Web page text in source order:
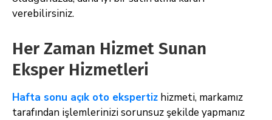
verebilirsiniz.
Her Zaman Hizmet Sunan
Eksper Hizmetleri
Hafta sonu açık oto ekspertiz hizmeti, markamız
tarafından işlemlerinizi sorunsuz şekilde yapmanız